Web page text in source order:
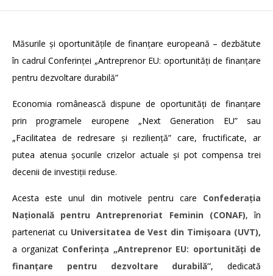
Măsurile și oportunitățile de finanțare europeană – dezbătute
în cadrul Conferinței „Antreprenor EU: oportunități de finanțare
pentru dezvoltare durabilă”
Economia românească dispune de oportunități de finanțare
prin programele europene „Next Generation EU” sau
„Facilitatea de redresare și reziliență” care, fructificate, ar
putea atenua șocurile crizelor actuale și pot compensa trei
decenii de investiții reduse.
Acesta este unul din motivele pentru care Confederația
Națională pentru Antreprenoriat Feminin (CONAF), în
parteneriat cu Universitatea de Vest din Timișoara (UVT),
a organizat Conferința „Antreprenor EU: oportunități de
finanțare pentru dezvoltare durabilă”, dedicată